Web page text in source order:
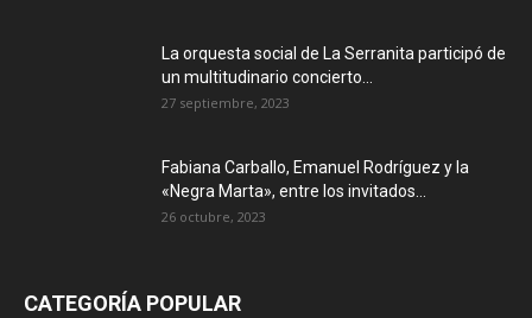
La orquesta social de La Serranita participó de
un multitudinario concierto...
27 septiembre, 2023
Fabiana Carballo, Emanuel Rodríguez y la
«Negra Marta», entre los invitados...
26 octubre, 2023
CATEGORÍA POPULAR